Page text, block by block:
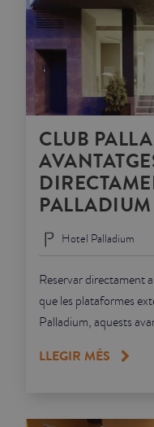
CLUB
PALLADIUM
Hotel Palladium
Reservar directament
que les plataformes
Palladium, aquests
LLEGIR MÉS